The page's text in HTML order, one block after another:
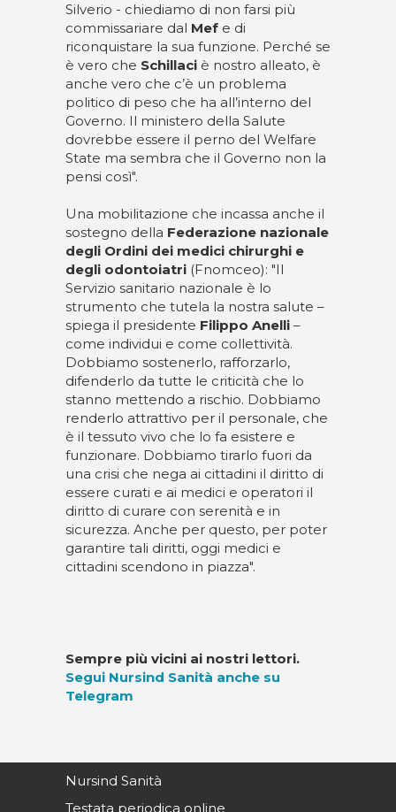
Silverio - chiediamo di non farsi più
commissariare dal Mef e di
riconquistare la sua funzione. Perché se
è vero che Schillaci è nostro alleato, è
anche vero che c’è un problema
politico di peso che ha all’interno del
Governo. Il ministero della Salute
dovrebbe essere il perno del Welfare
State ma sembra che il Governo non la
pensi così".
Una mobilitazione che incassa anche il
sostegno della Federazione nazionale
degli Ordini dei medici chirurghi e
degli odontoiatri (Fnomceo): "Il
Servizio sanitario nazionale è lo
strumento che tutela la nostra salute –
spiega il presidente Filippo Anelli –
come individui e come collettività.
Dobbiamo sostenerlo, rafforzarlo,
difenderlo da tutte le criticità che lo
stanno mettendo a rischio. Dobbiamo
renderlo attrattivo per il personale, che
è il tessuto vivo che lo fa esistere e
funzionare. Dobbiamo tirarlo fuori da
una crisi che nega ai cittadini il diritto di
essere curati e ai medici e operatori il
diritto di curare con serenità e in
sicurezza. Anche per questo, per poter
garantire tali diritti, oggi medici e
cittadini scendono in piazza".
Sempre più vicini ai nostri lettori.
Segui Nursind Sanità anche su
Telegram
Nursind Sanità
Testata periodica online